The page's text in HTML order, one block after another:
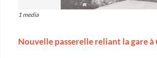
1 media
Nouvelle passerelle reliant la gare